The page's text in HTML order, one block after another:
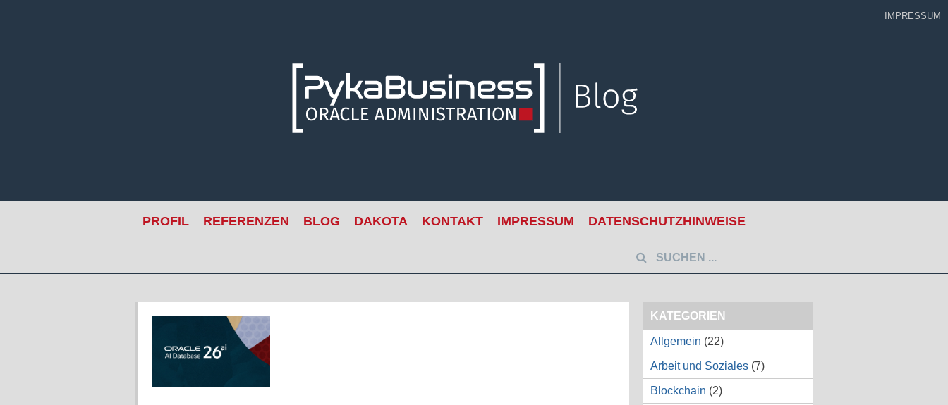
PROFIL REFERENZEN BLOG DAKOTA KONTAKT IMPRESSUM DATENSCHUTZHINWEISE
KATEGORIEN
Allgemein (22)
Arbeit und Soziales (7)
Blockchain (2)
IMPRESSUM